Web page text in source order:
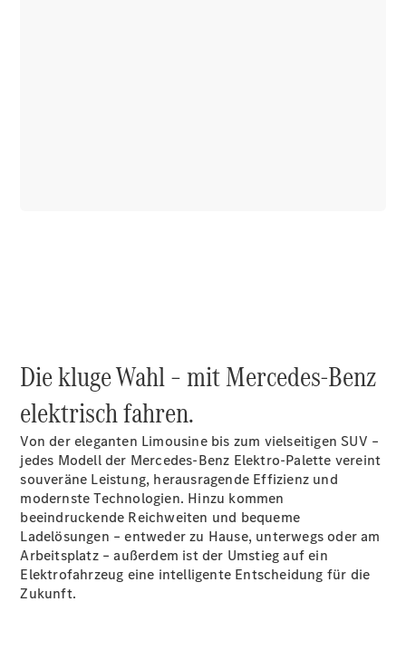
ausgewählt
Modellen
Modelle
vergleichen
Die kluge Wahl – mit Mercedes-Benz
elektrisch fahren.
Von der eleganten Limousine bis zum vielseitigen SUV –
jedes Modell der Mercedes-Benz Elektro-Palette vereint
souveräne Leistung, herausragende Effizienz und
modernste Technologien. Hinzu kommen
beeindruckende Reichweiten und bequeme
Ladelösungen – entweder zu Hause, unterwegs oder am
Arbeitsplatz – außerdem ist der Umstieg auf ein
Elektrofahrzeug eine intelligente Entscheidung für die
Zukunft.